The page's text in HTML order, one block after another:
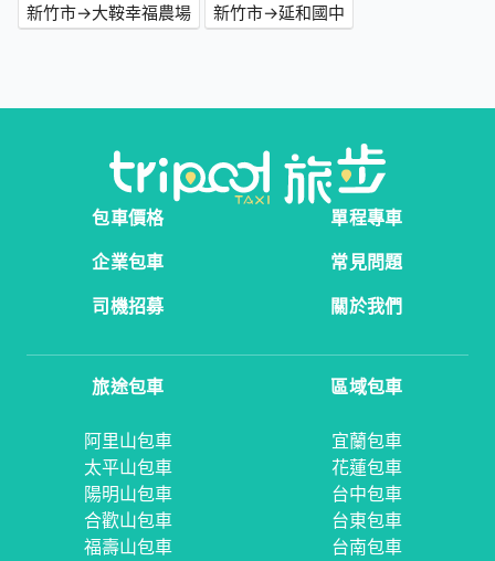
新竹市→大鞍幸福農場
新竹市→延和國中
包車價格
單程專車
企業包車
常見問題
司機招募
關於我們
旅途包車
阿里山包車
太平山包車
陽明山包車
合歡山包車
福壽山包車
區域包車
宜蘭包車
花蓮包車
台中包車
台東包車
台南包車